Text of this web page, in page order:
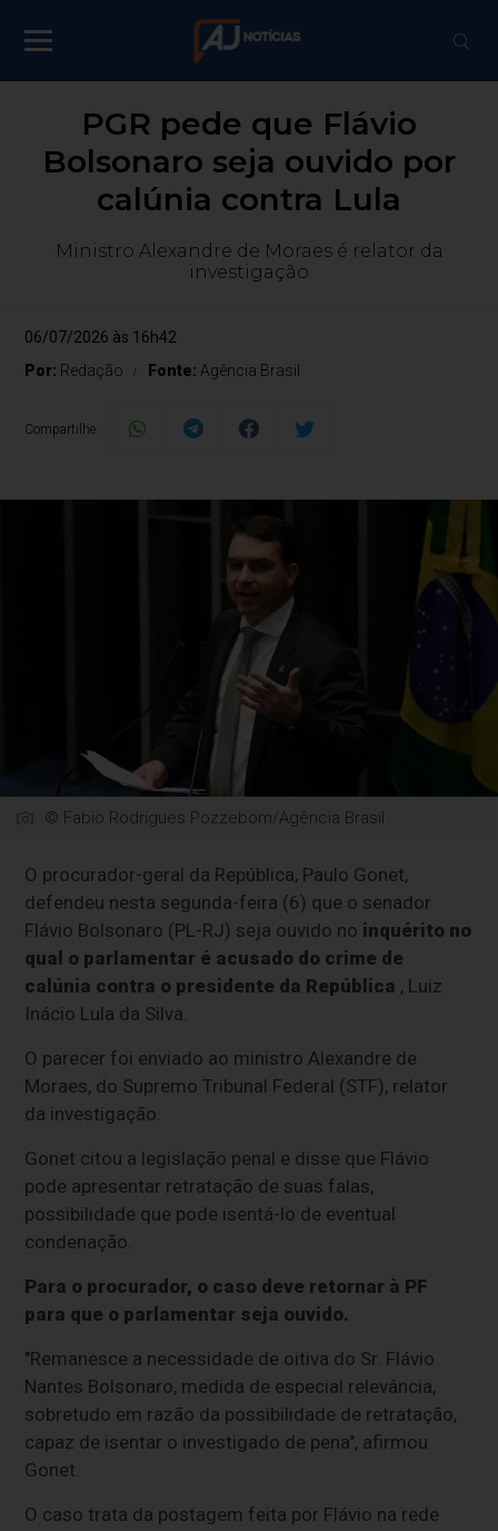
PGR pede que Flávio
Bolsonaro seja ouvido por
calúnia contra Lula
Ministro Alexandre de Moraes é relator da
investigação
06/07/2026 às 16h42
Por: Redação Fonte: Agência Brasil
Compartilhe:
© Fabio Rodrigues Pozzebom/Agência Brasil
O procurador-geral da República, Paulo Gonet,
defendeu nesta segunda-feira (6) que o senador
Flávio Bolsonaro (PL-RJ) seja ouvido no inquérito no
qual o parlamentar é acusado do crime de
calúnia contra o presidente da República , Luiz
Inácio Lula da Silva.
O parecer foi enviado ao ministro Alexandre de
Moraes, do Supremo Tribunal Federal (STF), relator
da investigação.
Gonet citou a legislação penal e disse que Flávio
pode apresentar retratação de suas falas,
possibilidade que pode isentá-lo de eventual
condenação.
Para o procurador, o caso deve retornar à PF
para que o parlamentar seja ouvido.
"Remanesce a necessidade de oitiva do Sr. Flávio
Nantes Bolsonaro, medida de especial relevância,
sobretudo em razão da possibilidade de retratação,
capaz de isentar o investigado de pena", afirmou
Gonet.
O caso trata da postagem feita por Flávio na rede